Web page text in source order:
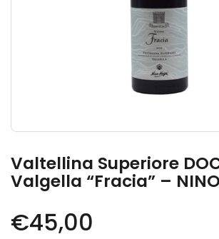
Valtellina Superiore
Valgella “Fracia” – NINO
Prezzo di listino
€45,00